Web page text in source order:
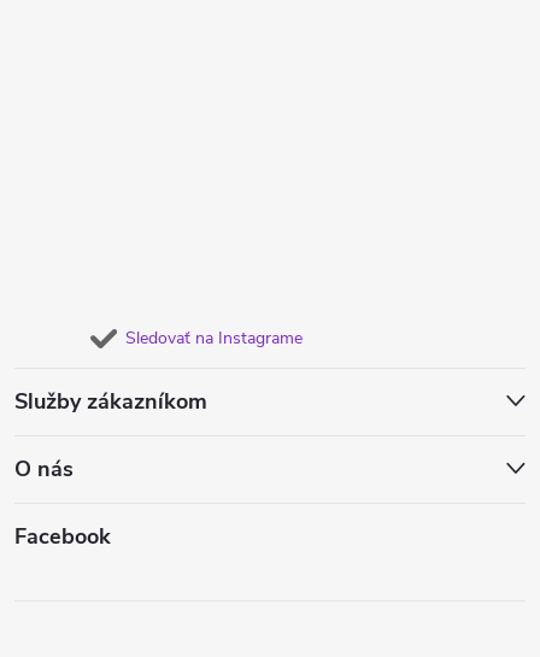
Sledovať na Instagrame
Služby zákazníkom
O nás
Facebook